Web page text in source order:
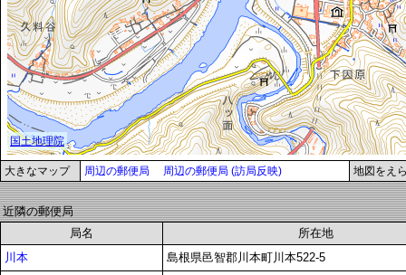
大きなマップ 周辺の郵便局 周辺の郵便局 (訪局反映) 地図をえ
近隣の郵便局
局名
所在地
川本
島根県邑智郡川本町川本522-5